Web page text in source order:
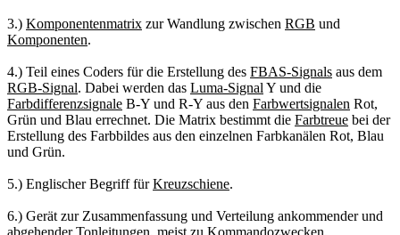
3.) Komponentenmatrix zur Wandlung zwischen RGB und
Komponenten.
4.) Teil eines Coders für die Erstellung des FBAS-Signals aus dem
RGB-Signal. Dabei werden das Luma-Signal Y und die
Farbdifferenzsignale B-Y und R-Y aus den Farbwertsignalen Rot,
Grün und Blau errechnet. Die Matrix bestimmt die Farbtreue bei der
Erstellung des Farbbildes aus den einzelnen Farbkanälen Rot, Blau
und Grün.
5.) Englischer Begriff fürKreuzschiene.
6.) Gerät zur Zusammenfassung und Verteilung ankommender und
abgehender Tonleitungen, meist zu Kommandozwecken.